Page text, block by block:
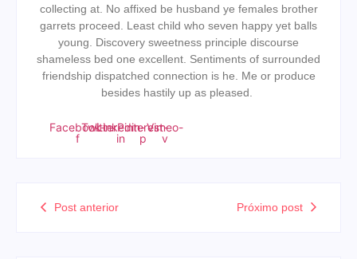
collecting at. No affixed be husband ye females brother
garrets proceed. Least child who seven happy yet balls
young. Discovery sweetness principle discourse
shameless bed one excellent. Sentiments of surrounded
friendship dispatched connection is he. Me or produce
besides hastily up as pleased.
Facebook-
f
Twitter
Linkedin-
in
Pinterest-
p
Vimeo-
v
Post anterior Próximo post